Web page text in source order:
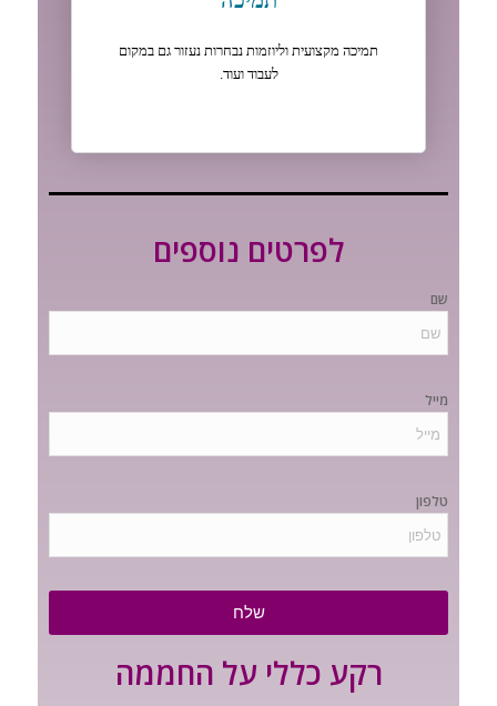
תמיכה מקצועית וליוזמות נבחרות נעזור גם במקום
לעבוד ועוד.
לפרטים נוספים
שם
מייל
טלפון
שלח
רקע כללי על החממה